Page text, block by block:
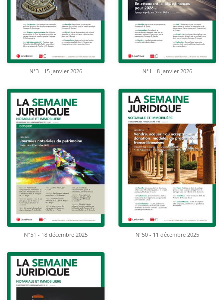
N°3 - 15 janvier 2026 N°1 - 8 janvier 2026
N°51 - 18 décembre 2025 N°50 - 11 décembre 2025